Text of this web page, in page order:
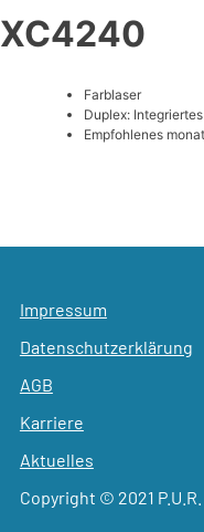
XC4240
Farblaser
Duplex:
Empfohlenes
Impressum
Datenschutzerklärung
AGB
Karriere
Aktuelles
Copyright © 2021